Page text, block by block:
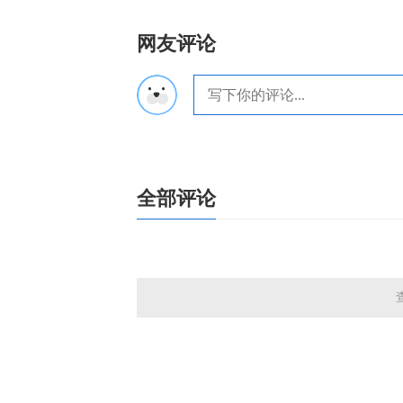
网友评论
全部评论